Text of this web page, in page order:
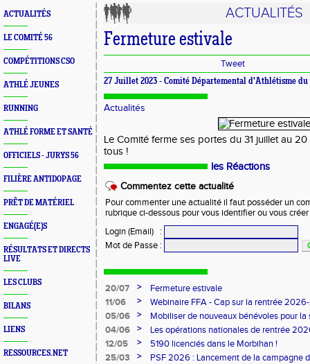
ACTUALITÉS
LE COMITÉ 56
COMPÉTITIONS CSO
ATHLÉ JEUNES
RUNNING
ATHLÉ FORME ET SANTÉ
OFFICIELS - JURYS 56
FILIÈRE ANTIDOPAGE
PRÊT DE MATÉRIEL
ENGAGÉ(E)S
RÉSULTATS ET DIRECTS
LIVE
LES CLUBS
BILANS
LIENS
RESSOURCES.NET
ACTUALITÉS
Fermeture estivale
Tweet
27 Juillet 2023 - Comité Départemental d'Athlétisme
Actualités
Le Comité ferme ses portes du 31 juillet au
tous !
les Réactions
Commentez cette actualité
Pour commenter une actualité il faut posséder un
rubrique ci-dessous pour vous identifier ou vous
Login (Email)
:
Mot de Passe :
20/07 >
Fermeture estivale
11/06
>
Webinaire FFA - Cap sur la rentrée
05/06
>
Mobiliser de nouveaux bénévoles pour
04/06
>
Les opérations nationales de rentrée
12/05
>
5190 licenciés dans le Morbihan !
25/03
>
PSF 2026 : Lancement de la campagne